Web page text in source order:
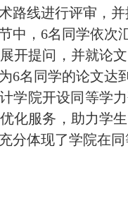
路线进行评审，并
中，6名同学依次
开提问，并就论
6名同学的论文达
学院开设同等学
化服务，助力学
分体现了学院在